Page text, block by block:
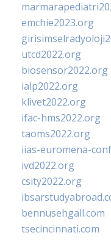
emchie2023.org
utcd2022.org
biosensor2022.org
ialp2022.org
klivet2022.org
ifac-hms2022.org
taoms2022.org
iias-euromena-
ivd2022.org
csity2022.org
bennusehgall.com
tsecincinnati.com